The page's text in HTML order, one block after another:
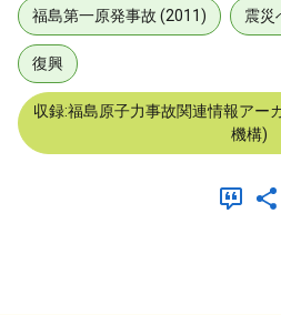
福島第一原発事故 (2011) 震災
復興
収録:福島原子力事故関連情報アー
機構)